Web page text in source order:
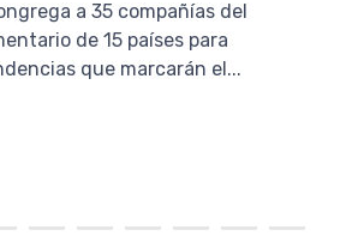
a 35 compañías del
de 15 países para
que marcarán el...